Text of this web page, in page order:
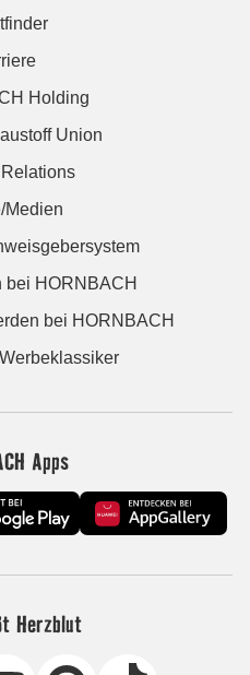
Holding
Union
Relations
Medien
bei HORNBACH
bei HORNBACH
Apps
Herzblut